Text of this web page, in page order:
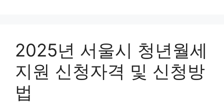
2025년 서울시 청년월세
지원 신청자격 및 신청방
법